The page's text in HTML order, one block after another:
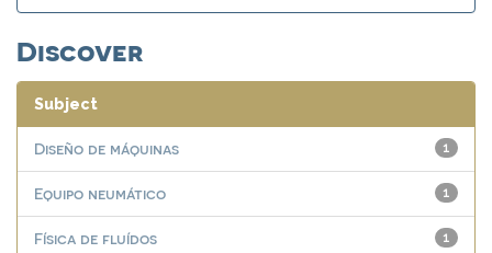
Discover
Subject
1
Diseño de máquinas
1
Equipo neumático
1
Física de fluídos